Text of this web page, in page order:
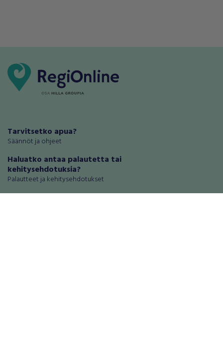
Tarvitsetko apua?
Säännöt ja ohjeet
Haluatko antaa palautetta tai
kehitysehdotuksia?
Palautteet ja kehitysehdotukset